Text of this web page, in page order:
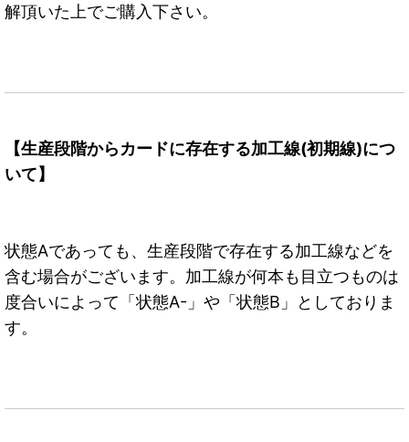
解頂いた上でご購入下さい。
【生産段階からカードに存在する加工線(初期線)につ
いて】
状態Aであっても、生産段階で存在する加工線などを
含む場合がございます。加工線が何本も目立つものは
度合いによって「状態A-」や「状態B」としておりま
す。